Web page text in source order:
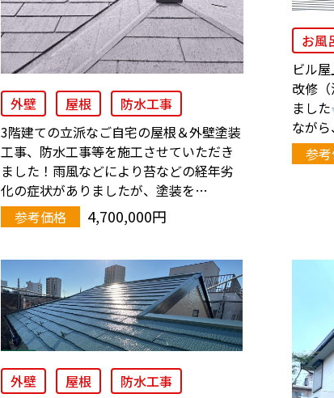
外壁 屋根
防水工事
3階建ての立派なご自宅の屋根＆外壁塗装
工事、防水工事等を施工させていただき
ました！雨風などにより苔などの経年劣
化の症状がありましたが、塗装を…
参考価格
4,700,000円
お風
ビル
改修
ました
なが
参
外壁 屋根
防水工事